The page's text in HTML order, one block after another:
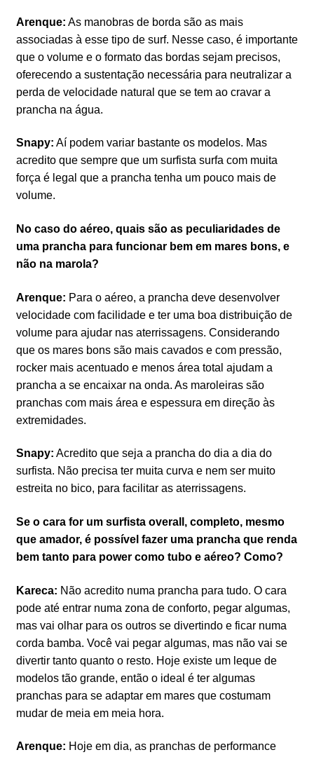
Arenque: As manobras de borda são as mais
associadas à esse tipo de surf. Nesse caso, é importante
que o volume e o formato das bordas sejam precisos,
oferecendo a sustentação necessária para neutralizar a
perda de velocidade natural que se tem ao cravar a
prancha na água.
Snapy: Aí podem variar bastante os modelos. Mas
acredito que sempre que um surfista surfa com muita
força é legal que a prancha tenha um pouco mais de
volume.
No caso do aéreo, quais são as peculiaridades de
uma prancha para funcionar bem em mares bons, e
não na marola?
Arenque: Para o aéreo, a prancha deve desenvolver
velocidade com facilidade e ter uma boa distribuição de
volume para ajudar nas aterrissagens. Considerando
que os mares bons são mais cavados e com pressão,
rocker mais acentuado e menos área total ajudam a
prancha a se encaixar na onda. As maroleiras são
pranchas com mais área e espessura em direção às
extremidades.
Snapy: Acredito que seja a prancha do dia a dia do
surfista. Não precisa ter muita curva e nem ser muito
estreita no bico, para facilitar as aterrissagens.
Se o cara for um surfista overall, completo, mesmo
que amador, é possível fazer uma prancha que renda
bem tanto para power como tubo e aéreo? Como?
Kareca: Não acredito numa prancha para tudo. O cara
pode até entrar numa zona de conforto, pegar algumas,
mas vai olhar para os outros se divertindo e ficar numa
corda bamba. Você vai pegar algumas, mas não vai se
divertir tanto quanto o resto. Hoje existe um leque de
modelos tão grande, então o ideal é ter algumas
pranchas para se adaptar em mares que costumam
mudar de meia em meia hora.
Arenque: Hoje em dia, as pranchas de performance